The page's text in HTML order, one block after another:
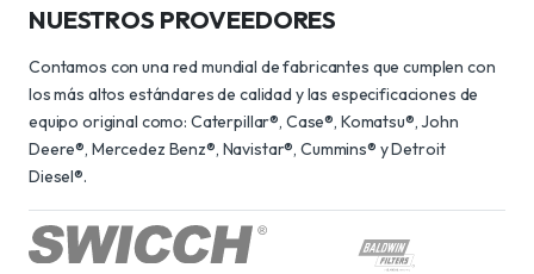
NUESTROS PROVEEDORES
Contamos con una red mundial de fabricantes que cumplen con
los más altos estándares de calidad y las especificaciones de
equipo original como: Caterpillar®, Case®, Komatsu®, John
Deere®, Mercedez Benz®, Navistar®, Cummins® y Detroit
Diesel®.